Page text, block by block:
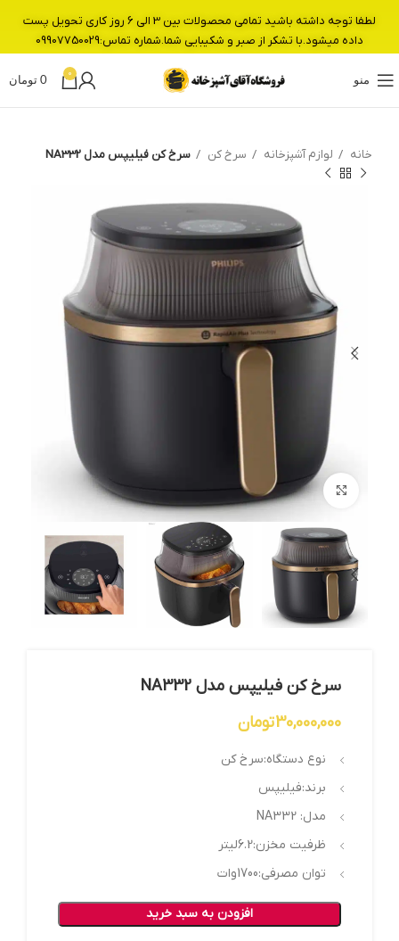
منو
0
0 تومان
خانه لوازم آشپزخانه سرخ کن سرخ کن فیلیپس مدل NA332
بزرگنمایی تصویر
سرخ کن فیلیپس مدل NA332
30,000,000تومان
نوع دستگاه:سرخ کن
برند:فیلیپس
مدل: NA332
ظرفیت مخزن:6.2لیتر
توان مصرفی:1700وات
افزودن به سبد خرید
لطفا توجه داشته باشید تمامی محصولات بین 3 الی 6 روز کاری تحویل پست
داده میشود.با تشکر از صبر و شکیبایی شما.شماره تماس:09907750029